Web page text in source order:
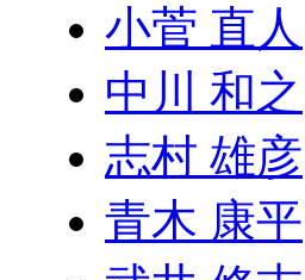
小菅 直人
中川 和之
志村 雄彦
青木 康平